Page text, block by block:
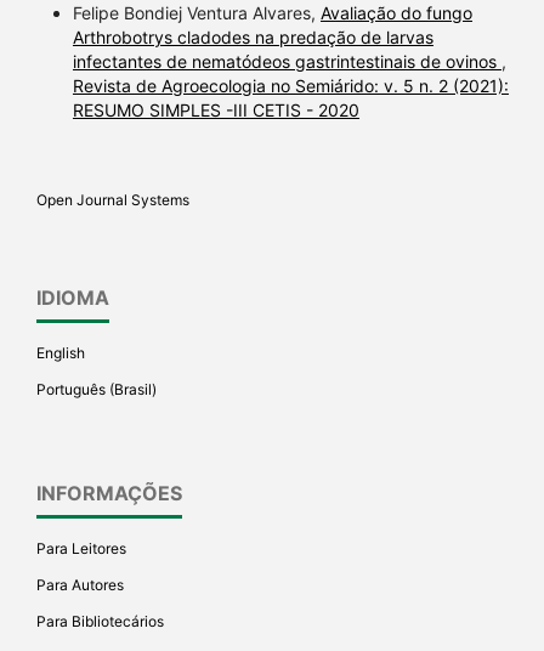
Felipe Bondiej Ventura Alvares, Avaliação do fungo
Arthrobotrys cladodes na predação de larvas
infectantes de nematódeos gastrintestinais de ovinos ,
Revista de Agroecologia no Semiárido: v. 5 n. 2 (2021):
RESUMO SIMPLES -III CETIS - 2020
Open Journal Systems
IDIOMA
English
Português (Brasil)
INFORMAÇÕES
Para Leitores
Para Autores
Para Bibliotecários